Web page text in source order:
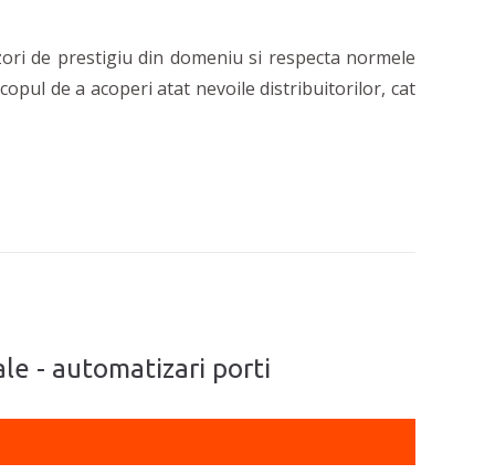
de prestigiu din domeniu si respecta normele
de a acoperi atat nevoile distribuitorilor, cat
- automatizari porti